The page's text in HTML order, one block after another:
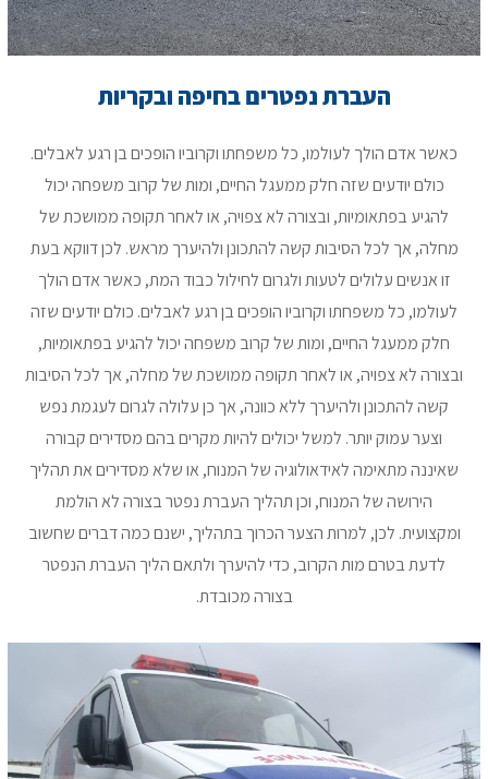
העברת נפטרים בחיפה ובקריות
כאשר אדם הולך לעולמו, כל משפחתו וקרוביו הופכים בן רגע לאבלים.
כולם יודעים שזה חלק ממעגל החיים, ומות של קרוב משפחה יכול
להגיע בפתאומיות, ובצורה לא צפויה, או לאחר תקופה ממושכת של
מחלה, אך לכל הסיבות קשה להתכונן ולהיערך מראש. לכן דווקא בעת
זו אנשים עלולים לטעות ולגרום לחילול כבוד המת, כאשר אדם הולך
לעולמו, כל משפחתו וקרוביו הופכים בן רגע לאבלים. כולם יודעים שזה
חלק ממעגל החיים, ומות של קרוב משפחה יכול להגיע בפתאומיות,
ובצורה לא צפויה, או לאחר תקופה ממושכת של מחלה, אך לכל הסיבות
קשה להתכונן ולהיערך ללא כוונה, אך כן עלולה לגרום לעגמת נפש
וצער עמוק יותר. למשל יכולים להיות מקרים בהם מסדירים קבורה
שאיננה מתאימה לאידאולוגיה של המנוח, או שלא מסדירים את תהליך
הירושה של המנוח, וכן תהליך העברת נפטר בצורה לא הולמת
ומקצועית. לכן, למרות הצער הכרוך בתהליך, ישנם כמה דברים שחשוב
לדעת בטרם מות הקרוב, כדי להיערך ולתאם הליך העברת הנפטר
בצורה מכובדת.